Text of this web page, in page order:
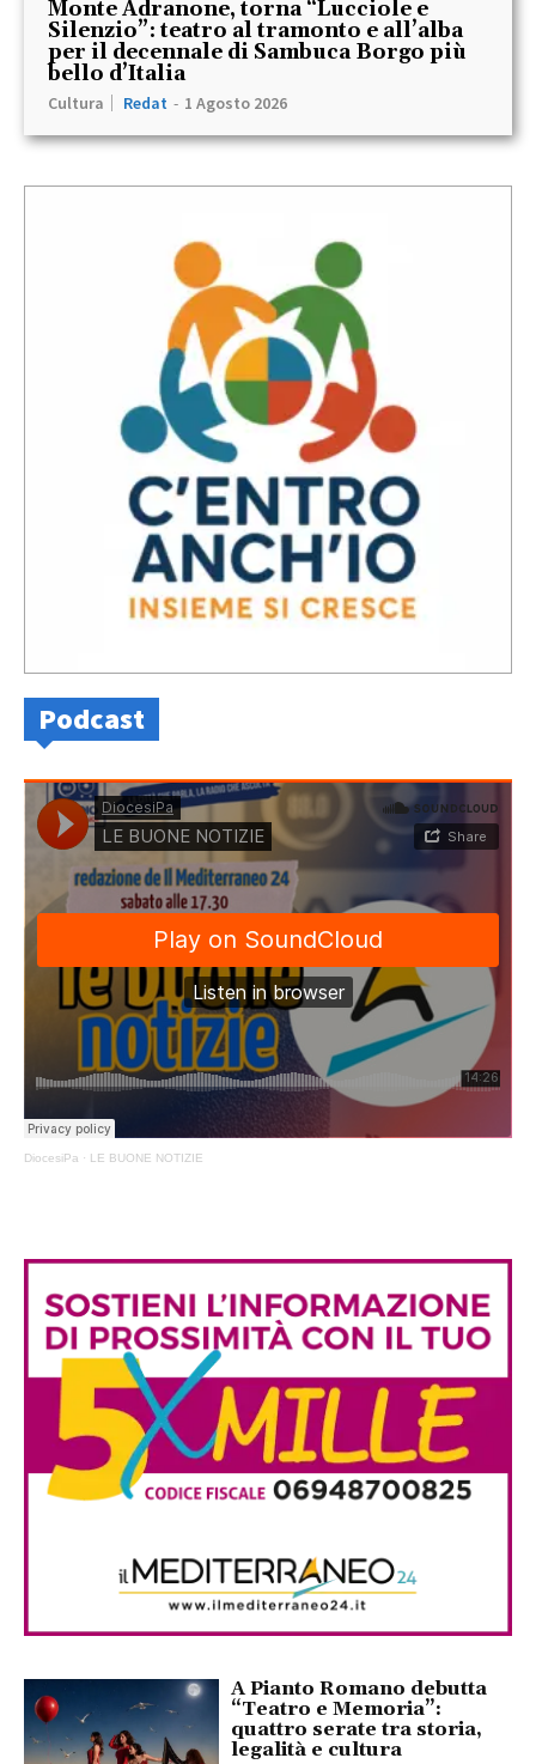
Monte Adranone, torna “Lucciole e
Silenzio”: teatro al tramonto e all’alba
per il decennale di Sambuca Borgo più
bello d’Italia
Cultura Redat - 1 Agosto 2026
Podcast
DiocesiPa · LE BUONE NOTIZIE
A Pianto Romano debutta
“Teatro e Memoria”:
quattro serate tra storia,
legalità e cultura